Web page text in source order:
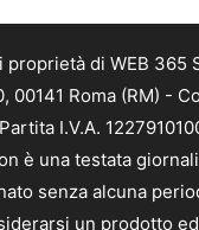
proprietà di WEB 365
00141 Roma (RM) -
Partita I.V.A.
è una testata
senza alcuna
un prodotto